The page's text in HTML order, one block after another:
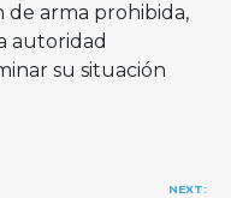
de arma prohibida,
autoridad
su situación
NEXT: